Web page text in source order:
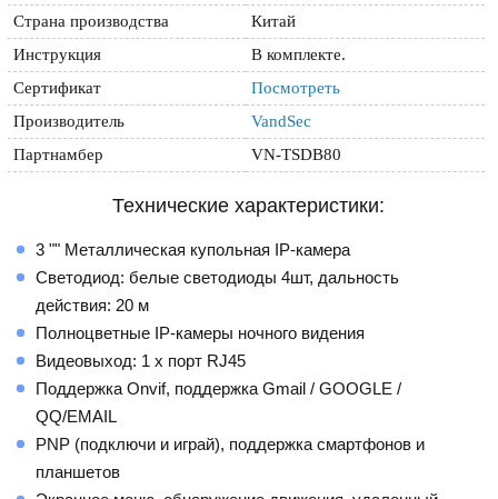
Страна производства
Китай
Инструкция
В комплекте.
Сертификат
Посмотреть
Производитель
VandSec
Партнамбер
VN-TSDB80
Технические характеристики:
3 "" Металлическая купольная IP-камера
Светодиод: белые светодиоды 4шт, дальность
действия: 20 м
Полноцветные IP-камеры ночного видения
Видеовыход: 1 x порт RJ45
Поддержка Onvif, поддержка Gmail / GOOGLE /
QQ/EMAIL
PNP (подключи и играй), поддержка смартфонов и
планшетов